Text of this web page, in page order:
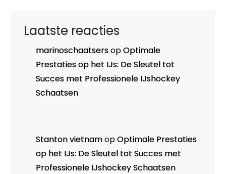
Laatste reacties
marinoschaatsersopOptimale
Prestaties op het IJs: De Sleutel tot
Succes met Professionele IJshockey
Schaatsen
Stanton vietnamopOptimale Prestaties
op het IJs: De Sleutel tot Succes met
Professionele IJshockey Schaatsen